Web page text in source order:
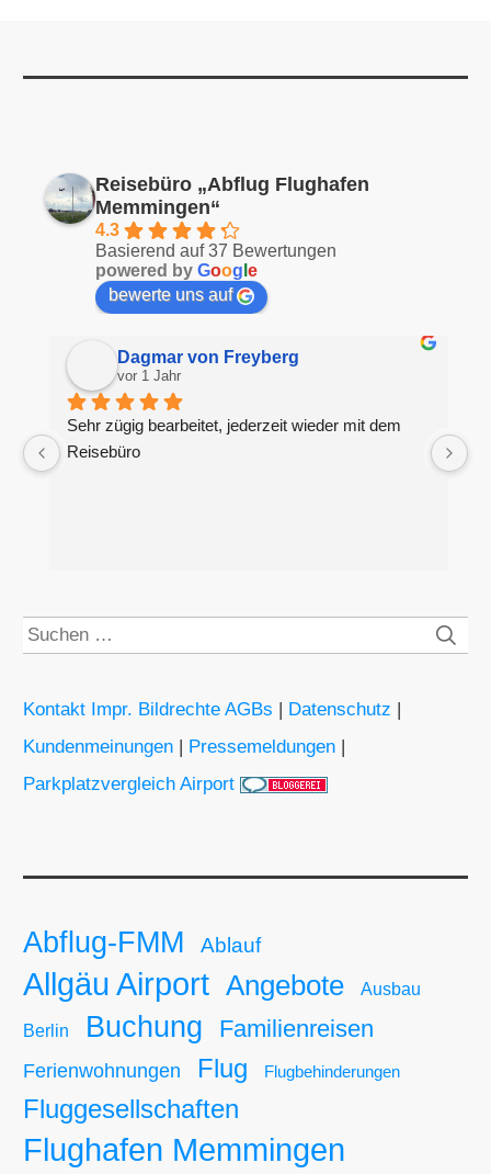
Reisebüro „Abflug Flughafen
Memmingen“
4.3
Basierend auf 37 Bewertungen
powered by Goog e
bewerte uns auf
Dagmar von Freyberg
vor 1 Jahr
Sehr zügig bearbeitet, jederzeit wieder mit dem
Reisebüro
Suchen
Kontakt Impr. Bildrechte AGBs
Datenschutz
Kundenmeinungen
Pressemeldungen
Parkplatzvergleich Airport
Abflug-FMM Ablauf
Allgäu Airport Angebote Ausbau
Berlin Buchung Familienreisen
Ferienwohnungen Flug Flugbehinderungen
Fluggesellschaften
Flughafen Memmingen